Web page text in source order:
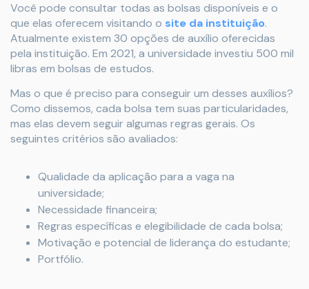
Você pode consultar todas as bolsas disponíveis e o
que elas oferecem visitando o site da instituição.
Atualmente existem 30 opções de auxílio oferecidas
pela instituição. Em 2021, a universidade investiu 500 mil
libras em bolsas de estudos.
Mas o que é preciso para conseguir um desses auxílios?
Como dissemos, cada bolsa tem suas particularidades,
mas elas devem seguir algumas regras gerais. Os
seguintes critérios são avaliados:
Qualidade da aplicação para a vaga na
universidade;
Necessidade financeira;
Regras específicas e elegibilidade de cada bolsa;
Motivação e potencial de liderança do estudante;
Portfólio.